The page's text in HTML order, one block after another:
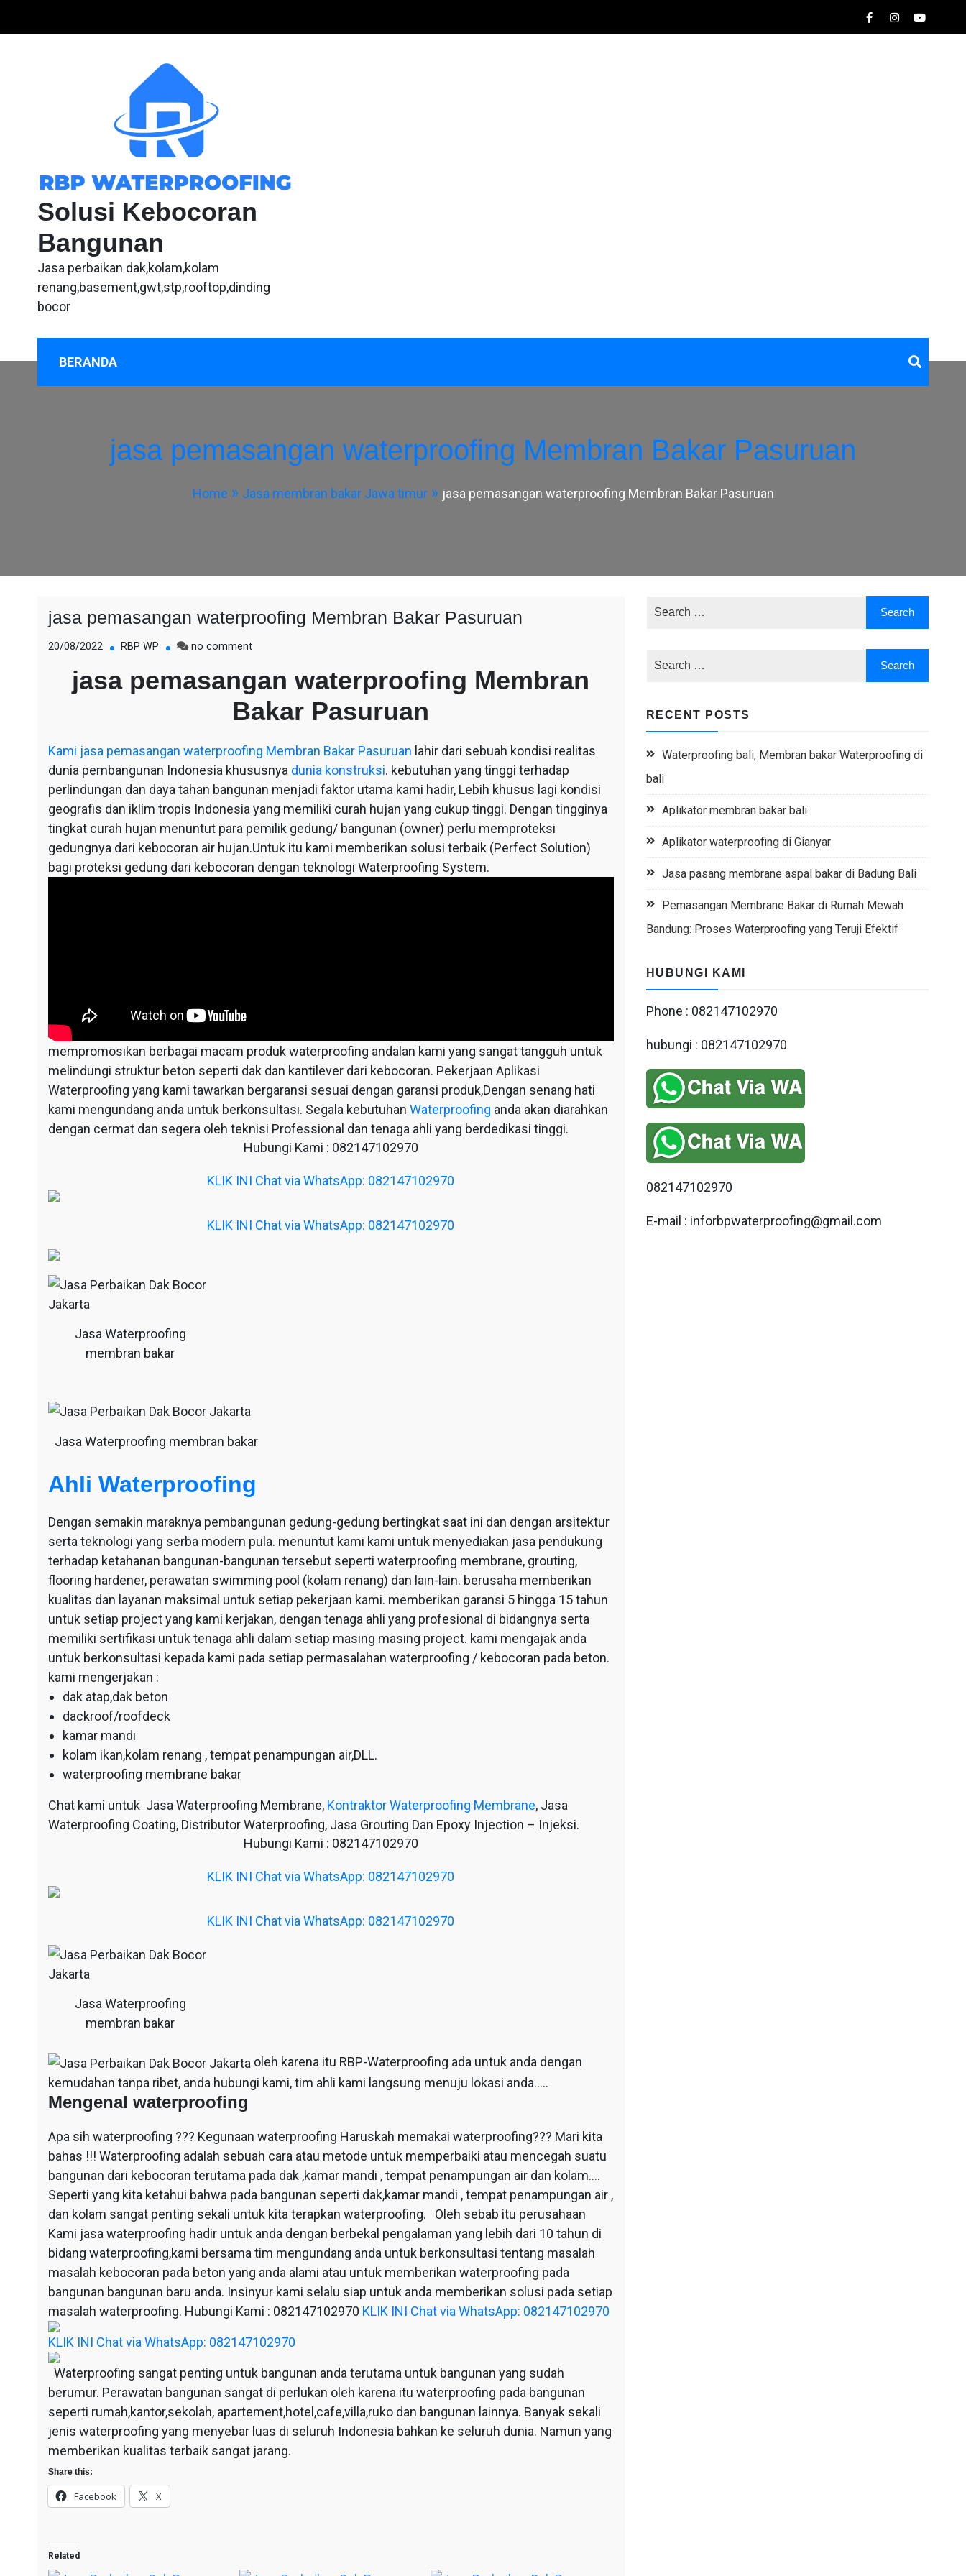
Solusi Kebocoran
Bangunan
Jasa perbaikan dak,kolam,kolam
renang,basement,gwt,stp,rooftop,dinding
bocor
BERANDA
jasa pemasangan waterproofing Membran Bakar Pasuruan
Home Jasa membran bakar Jawa timur jasa pemasangan waterproofing Membran Bakar Pasuruan
jasa pemasangan waterproofing Membran Bakar Pasuruan
20/08/2022 RBP WP no commenton
pemasangan
waterproofing
Membran
Bakar
jasa pemasangan waterproofing Membran
Bakar Pasuruan
Kami jasa pemasangan waterproofing Membran Bakar Pasuruan lahir dari sebuah kondisi realitas
dunia pembangunan Indonesia khususnya dunia konstruksi. kebutuhan yang tinggi terhadap
perlindungan dan daya tahan bangunan menjadi faktor utama kami hadir, Lebih khusus lagi kondisi
geografis dan iklim tropis Indonesia yang memiliki curah hujan yang cukup tinggi. Dengan tingginya
tingkat curah hujan menuntut para pemilik gedung/ bangunan (owner) perlu memproteksi
gedungnya dari kebocoran air hujan.Untuk itu kami memberikan solusi terbaik (Perfect Solution)
bagi proteksi gedung dari kebocoran dengan teknologi Waterproofing System.
mempromosikan berbagai macam produk waterproofing andalan kami yang sangat tangguh untuk
melindungi struktur beton seperti dak dan kantilever dari kebocoran. Pekerjaan Aplikasi
Waterproofing yang kami tawarkan bergaransi sesuai dengan garansi produk,Dengan senang hati
kami mengundang anda untuk berkonsultasi. Segala kebutuhan Waterproofing anda akan diarahkan
dengan cermat dan segera oleh teknisi Professional dan tenaga ahli yang berdedikasi tinggi.
Hubungi Kami : 082147102970
KLIK INI Chat via WhatsApp: 082147102970
KLIK INI Chat via WhatsApp: 082147102970
Jasa Waterproofing
membran bakar
Jasa Waterproofing membran bakar
Ahli Waterproofing
Dengan semakin maraknya pembangunan gedung-gedung bertingkat saat ini dan dengan arsitektur
serta teknologi yang serba modern pula. menuntut kami kami untuk menyediakan jasa pendukung
terhadap ketahanan bangunan-bangunan tersebut seperti waterproofing membrane, grouting,
flooring hardener, perawatan swimming pool (kolam renang) dan lain-lain. berusaha memberikan
kualitas dan layanan maksimal untuk setiap pekerjaan kami. memberikan garansi 5 hingga 15 tahun
untuk setiap project yang kami kerjakan, dengan tenaga ahli yang profesional di bidangnya serta
memiliki sertifikasi untuk tenaga ahli dalam setiap masing masing project. kami mengajak anda
untuk berkonsultasi kepada kami pada setiap permasalahan waterproofing / kebocoran pada beton.
kami mengerjakan :
dak atap,dak beton
dackroof/roofdeck
kamar mandi
kolam ikan,kolam renang , tempat penampungan air,DLL.
waterproofing membrane bakar
Chat kami untuk Jasa Waterproofing Membrane, Kontraktor Waterproofing Membrane, Jasa
Waterproofing Coating, Distributor Waterproofing, Jasa Grouting Dan Epoxy Injection – Injeksi.
Hubungi Kami : 082147102970
KLIK INI Chat via WhatsApp: 082147102970
KLIK INI Chat via WhatsApp: 082147102970
Jasa Waterproofing
membran bakar
oleh karena itu RBP-Waterproofing ada untuk anda dengan
kemudahan tanpa ribet, anda hubungi kami, tim ahli kami langsung menuju lokasi anda…..
Mengenal waterproofing
Apa sih waterproofing ??? Kegunaan waterproofing Haruskah memakai waterproofing??? Mari kita
bahas !!! Waterproofing adalah sebuah cara atau metode untuk memperbaiki atau mencegah suatu
bangunan dari kebocoran terutama pada dak ,kamar mandi , tempat penampungan air dan kolam….
Seperti yang kita ketahui bahwa pada bangunan seperti dak,kamar mandi , tempat penampungan air ,
dan kolam sangat penting sekali untuk kita terapkan waterproofing. Oleh sebab itu perusahaan
Kami jasa waterproofing hadir untuk anda dengan berbekal pengalaman yang lebih dari 10 tahun di
bidang waterproofing,kami bersama tim mengundang anda untuk berkonsultasi tentang masalah
masalah kebocoran pada beton yang anda alami atau untuk memberikan waterproofing pada
bangunan bangunan baru anda. Insinyur kami selalu siap untuk anda memberikan solusi pada setiap
masalah waterproofing. Hubungi Kami : 082147102970 KLIK INI Chat via WhatsApp: 082147102970
KLIK INI Chat via WhatsApp: 082147102970
Waterproofing sangat penting untuk bangunan anda terutama untuk bangunan yang sudah
berumur. Perawatan bangunan sangat di perlukan oleh karena itu waterproofing pada bangunan
seperti rumah,kantor,sekolah, apartement,hotel,cafe,villa,ruko dan bangunan lainnya. Banyak sekali
jenis waterproofing yang menyebar luas di seluruh Indonesia bahkan ke seluruh dunia. Namun yang
memberikan kualitas terbaik sangat jarang.
Share this:
Facebook X
Related
RECENT POSTS
Waterproofing bali, Membran bakar Waterproofing di
bali
Aplikator membran bakar bali
Aplikator waterproofing di Gianyar
Jasa pasang membrane aspal bakar di Badung Bali
Pemasangan Membrane Bakar di Rumah Mewah
Bandung: Proses Waterproofing yang Teruji Efektif
HUBUNGI KAMI
Phone : 082147102970
hubungi : 082147102970
082147102970
E-mail : inforbpwaterproofing@gmail.com